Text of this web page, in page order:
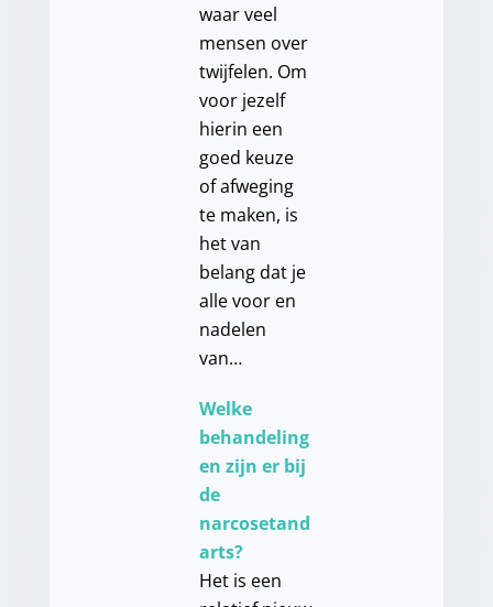
waar veel
mensen over
twijfelen. Om
voor jezelf
hierin een
goed keuze
of afweging
te maken, is
het van
belang dat je
alle voor en
nadelen
van…
Welke
behandeling
en zijn er bij
de
narcosetand
arts?
Het is een